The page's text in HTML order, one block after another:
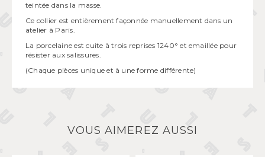
teintée dans la masse.
Ce collier est entièrement façonnée manuellement dans un
atelier à Paris.
La porcelaine est cuite à trois reprises 1240° et emaillée pour
résister aux salissures.
(Chaque pièces unique et à une forme différente)
VOUS AIMEREZ AUSSI